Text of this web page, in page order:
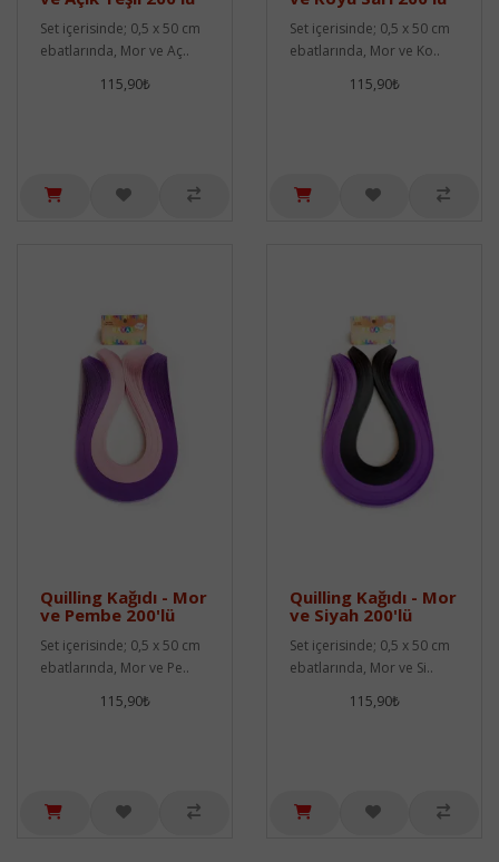
Set içerisinde; 0,5 x 50 cm
ebatlarında, Mor ve Aç..
115,90₺
Set içerisinde; 0,5 x 50 cm
ebatlarında, Mor ve Ko..
115,90₺
Quilling Kağıdı - Mor
ve Pembe 200'lü
Set içerisinde; 0,5 x 50 cm
ebatlarında, Mor ve Pe..
115,90₺
Quilling Kağıdı - Mor
ve Siyah 200'lü
Set içerisinde; 0,5 x 50 cm
ebatlarında, Mor ve Si..
115,90₺